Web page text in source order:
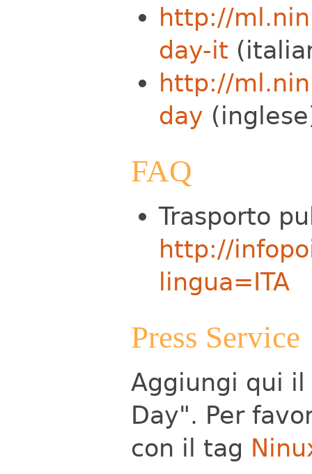
http://
day-it
http://
day
FAQ
Trasporto
http://
lingua=ITA
Press Service
Aggiungi qui
Day". Per
con il tag